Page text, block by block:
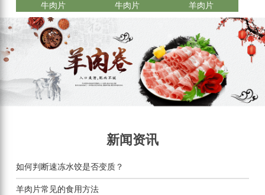
牛肉片 牛肉片 羊肉片
新闻资讯
如何判断速冻水饺是否变质？
羊肉片常见的食用方法